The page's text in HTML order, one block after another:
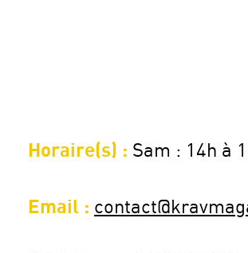
Horaire(s) : Sam : 14h à
Email :